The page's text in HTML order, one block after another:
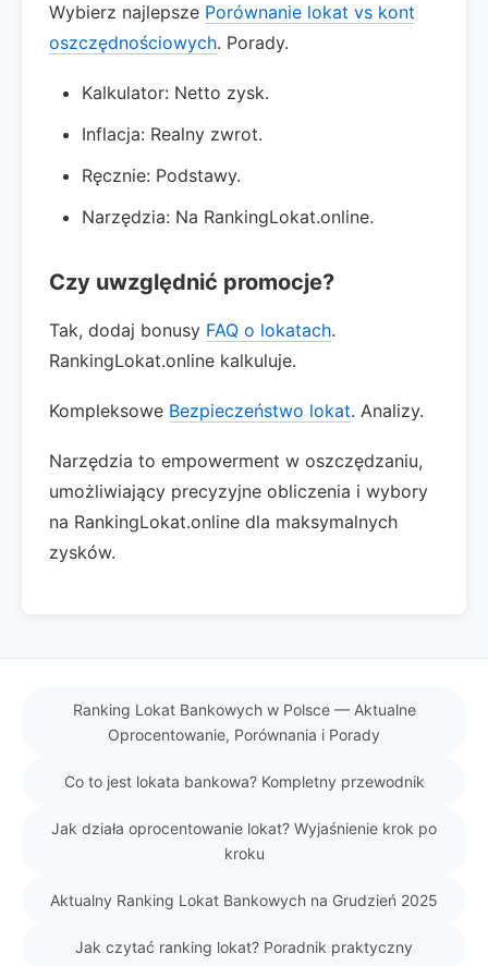
Wybierz najlepsze Porównanie lokat vs kont
oszczędnościowych. Porady.
Kalkulator: Netto zysk.
Inflacja: Realny zwrot.
Ręcznie: Podstawy.
Narzędzia: Na RankingLokat.online.
Czy uwzględnić promocje?
Tak, dodaj bonusy FAQ o lokatach.
RankingLokat.online kalkuluje.
Kompleksowe Bezpieczeństwo lokat. Analizy.
Narzędzia to empowerment w oszczędzaniu,
umożliwiający precyzyjne obliczenia i wybory
na RankingLokat.online dla maksymalnych
zysków.
Ranking Lokat Bankowych w Polsce — Aktualne
Oprocentowanie, Porównania i Porady
Co to jest lokata bankowa? Kompletny przewodnik
Jak działa oprocentowanie lokat? Wyjaśnienie krok po
kroku
Aktualny Ranking Lokat Bankowych na Grudzień 2025
Jak czytać ranking lokat? Poradnik praktyczny